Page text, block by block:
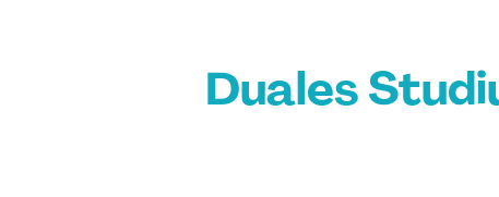
Duales